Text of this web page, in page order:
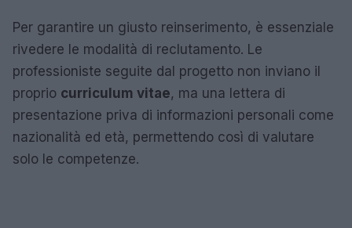
Per garantire un giusto reinserimento, è essenziale
rivedere le modalità di reclutamento. Le
professioniste seguite dal progetto non inviano il
proprio curriculum vitae, ma una lettera di
presentazione priva di informazioni personali come
nazionalità ed età, permettendo così di valutare
solo le competenze.